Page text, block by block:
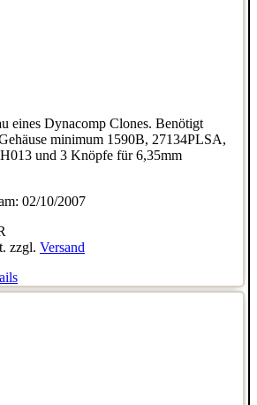
eines Dynacomp Clones. Benötigt
minimum 1590B, 27134PLSA,
und 3 Knöpfe für 6,35mm
02/10/2007
zzgl. Versand